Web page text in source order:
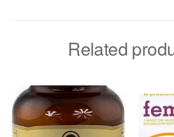
Related